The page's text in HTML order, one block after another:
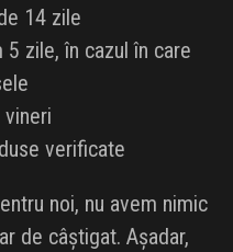
14 zile
5 zile, în cazul în care
verificate
noi, nu avem nimic
de câștigat. Așadar,